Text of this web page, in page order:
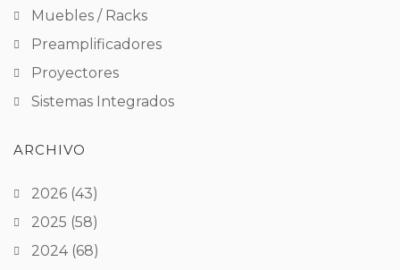
Muebles / Racks
Preamplificadores
Proyectores
Sistemas Integrados
ARCHIVO
2026 (43)
2025 (58)
2024(68)